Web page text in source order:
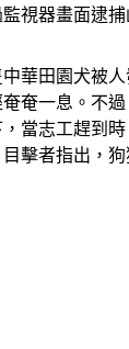
視器畫面逮捕
華田園犬被
奄一息。不
，當志工趕到
擊者指出，